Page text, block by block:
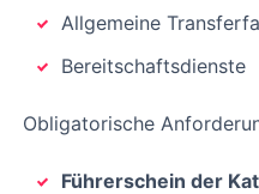
Allgemeine
Bereitschaftsdienste
Obligatorische
Führerschein der